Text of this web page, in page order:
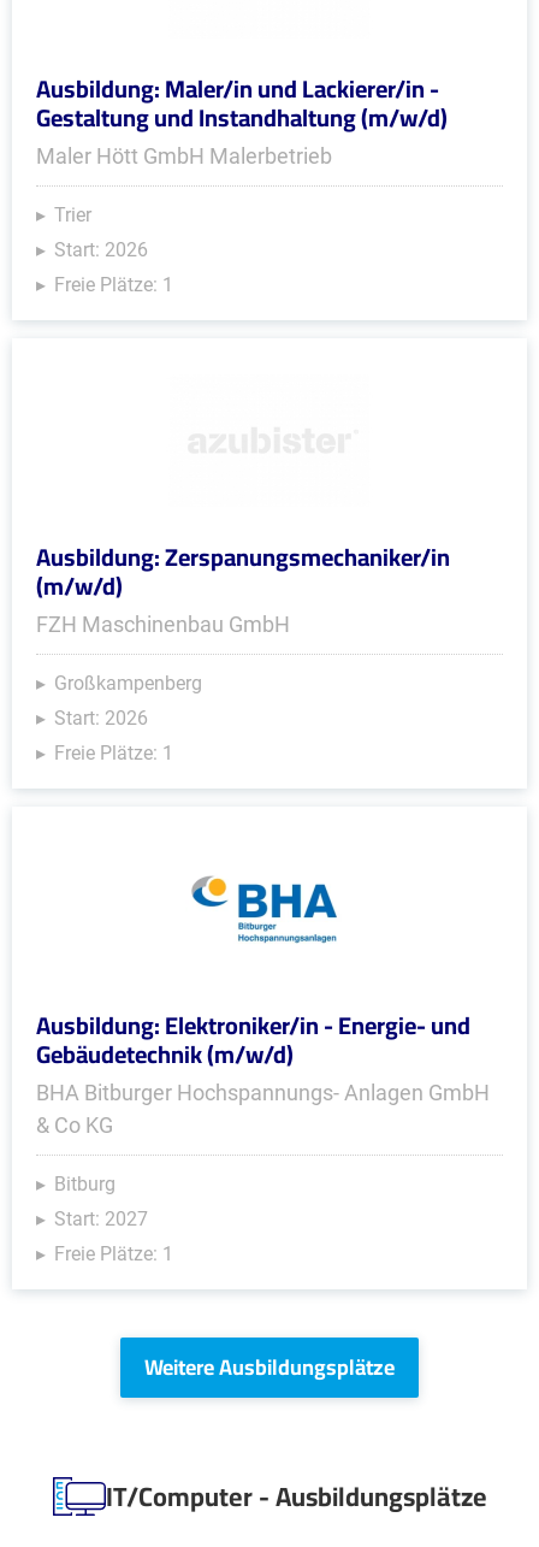
Ausbildung: Maler/in und Lackierer/in -
Gestaltung und Instandhaltung (m/w/d)
Maler Hött GmbH Malerbetrieb
Trier
Start: 2026
Freie Plätze: 1
Ausbildung: Zerspanungsmechaniker/in
(m/w/d)
FZH Maschinenbau GmbH
Großkampenberg
Start: 2026
Freie Plätze: 1
Ausbildung: Elektroniker/in - Energie- und
Gebäudetechnik (m/w/d)
BHA Bitburger Hochspannungs- Anlagen GmbH
& Co KG
Bitburg
Start: 2027
Freie Plätze: 1
Weitere Ausbildungsplätze
IT/Computer - Ausbildungsplätze